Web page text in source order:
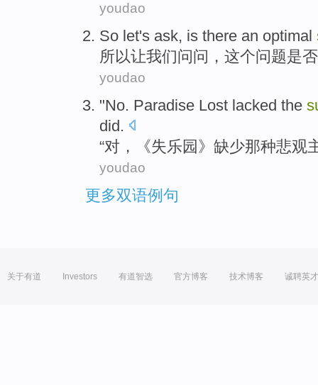
youdao
So let's ask, is there an optimal
所以让我们问问 ， 这个问题是否
youdao
"No. Paradise Lost lacked the
did.
“对 ，《失乐园 》 缺少那种悲观
youdao
更多双语例句
关于有道 Investors 有道智选 官方博客 技术博客 诚聘英才